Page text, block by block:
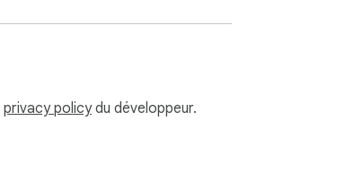
privacy policydu développeur.